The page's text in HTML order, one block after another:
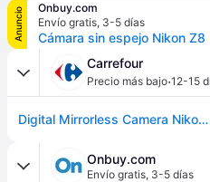
Anuncio
Onbuy.com
Envío gratis, 3-5 días
Cámara sin espejo Nikon Z8
Carrefour
Precio más bajo·12-15
Digital Mirrorless Camera Nikon Z8 Body
Onbuy.com
Envío gratis, 3-5 días